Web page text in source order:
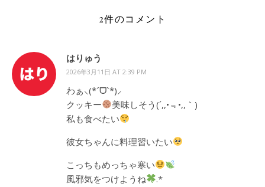
2件のコメント
はりゅう
2026年3月11日 AT 2:39 PM
わぁ⸜(*ˊᗜˋ*)⸝
クッキー
美味しそう(´,,•﹃•,,｀)
私も食べたい
彼女ちゃんに料理習いたい
こっちもめっちゃ寒い
風邪気をつけようね
.*